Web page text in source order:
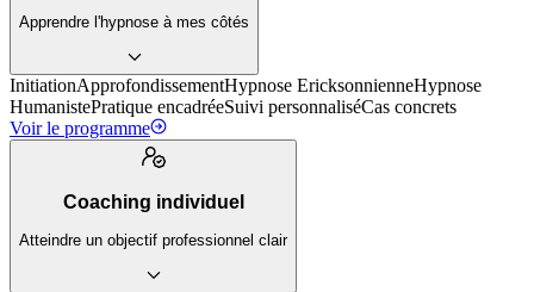
Apprendre l'hypnose à mes côtés
InitiationApprofondissementHypnose EricksonnienneHypnose
HumanistePratique encadréeSuivi personnaliséCas concrets
Voir le programme
Coaching individuel
Atteindre un objectif professionnel clair